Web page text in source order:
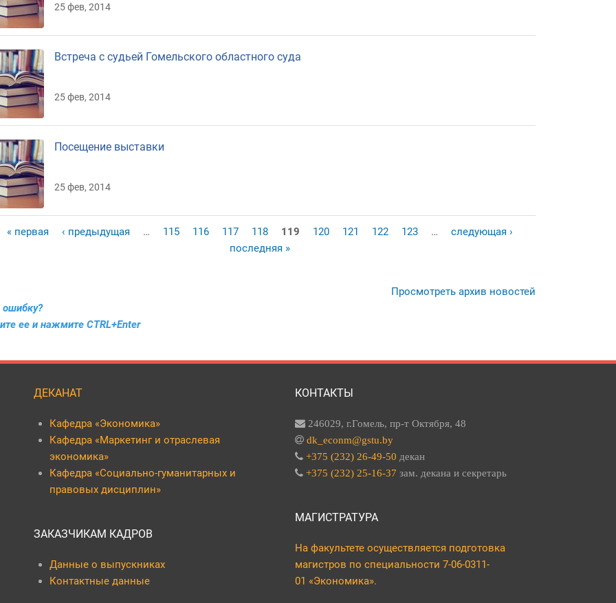
25 фев, 2014
Встреча с судьей Гомельского областного суда
25 фев, 2014
Посещение выставки
25 фев, 2014
« первая ‹ предыдущая … 115 116 117 118 119 120 121 122 123 …
следующая ›
последняя »
Просмотреть архив новостей
ее и нажмите CTRL+Enter
ДЕКАНАТ
Кафедра «Экономика»
Кафедра «Маркетинг и отраслевая
экономика»
Кафедра «Социально-гуманитарных и
правовых дисциплин»
ЗАКАЗЧИКАМ КАДРОВ
Данные о выпускниках
Контактные данные
КОНТАКТЫ
246029, г.Гомель, пр-т Октября, 48
dk_econm@gstu.by
+375 (232) 26-49-50 декан
+375 (232) 25-16-37 зам. декана и секретарь
МАГИСТРАТУРА
На факультете осуществляется подготовка
магистров по специальности 7-06-0311-
01 «Экономика».